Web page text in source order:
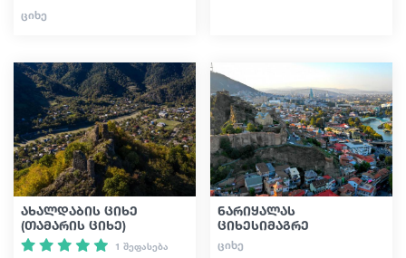
ᲪᲘᲮᲔ
ახალდაბის ციხე
(თამარის ციხე)
1 შეფასება
ნარიყალას
ციხესიმაგრე
ᲪᲘᲮᲔ